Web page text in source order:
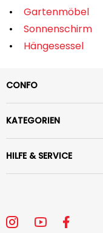
Gartenmöbel
Sonnenschirm
Hängesessel
CONFO
KATEGORIEN
HILFE & SERVICE